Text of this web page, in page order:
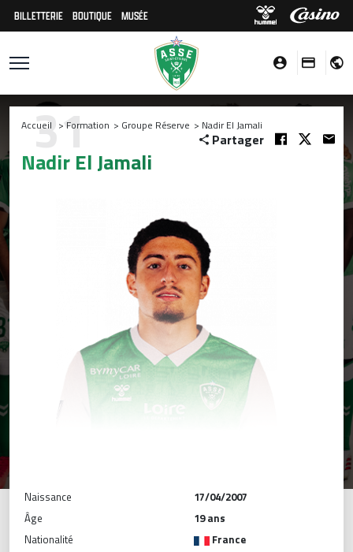
BILLETTERIE BOUTIQUE MUSÉE
Accueil > Formation > Groupe Réserve > Nadir El Jamali
Partager
Nadir El Jamali
31
Naissance
17/04/2007
Âge
19 ans
Nationalité
France